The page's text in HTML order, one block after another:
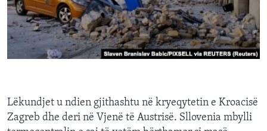
Lëkundjet u ndien gjithashtu në kryeqytetin e Kroacisë
Zagreb dhe deri në Vjenë të Austrisë. Sllovenia mbylli